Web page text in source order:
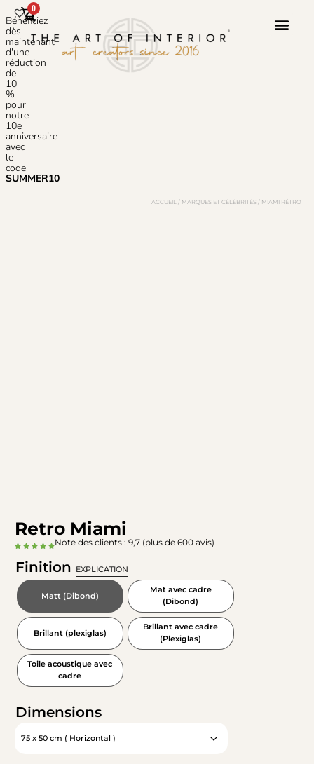
Bénéficiez
dès
maintenant
d'une
réduction
de
10
%
pour
notre
10e
anniversaire
avec
le
code
SUMMER10
0
ACCUEIL / MARQUES ET CÉLÉBRITÉS / MIAMI RÉTRO
Retro Miami
Note des clients : 9,7 (plus de 600 avis)
Finition EXPLICATION
Matt (Dibond)
Mat avec cadre
(Dibond)
Brillant (plexiglas)
Brillant avec cadre
(Plexiglas)
Toile acoustique avec
cadre
Dimensions